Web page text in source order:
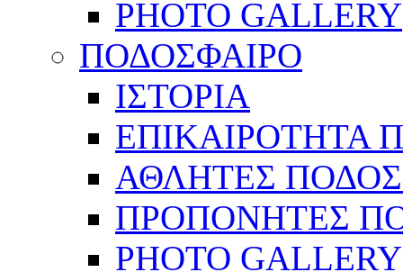
PHOTO GALLERY
ΠΟΔΟΣΦΑΙΡΟ
ΙΣΤΟΡΙΑ
ΕΠΙΚΑΙΡΟΤΗΤΑ
ΑΘΛΗΤΕΣ
ΠΡΟΠΟΝΗΤΕΣ
PHOTO GALLERY